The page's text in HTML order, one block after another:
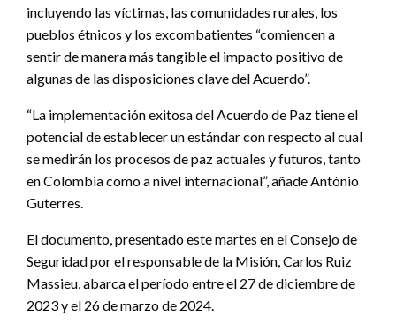
incluyendo las víctimas, las comunidades rurales, los
pueblos étnicos y los excombatientes “comiencen a
sentir de manera más tangible el impacto positivo de
algunas de las disposiciones clave del Acuerdo”.
“La implementación exitosa del Acuerdo de Paz tiene el
potencial de establecer un estándar con respecto al cual
se medirán los procesos de paz actuales y futuros, tanto
en Colombia como a nivel internacional”, añade António
Guterres.
El documento, presentado este martes en el Consejo de
Seguridad por el responsable de la Misión, Carlos Ruiz
Massieu, abarca el período entre el 27 de diciembre de
2023 y el 26 de marzo de 2024.